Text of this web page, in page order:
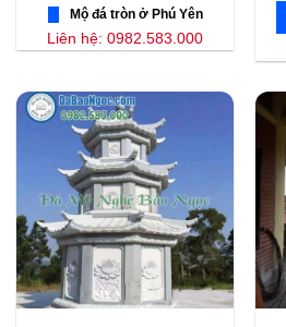
Mộ đá tròn ở Phú Yên
Liên hệ: 0982.583.000